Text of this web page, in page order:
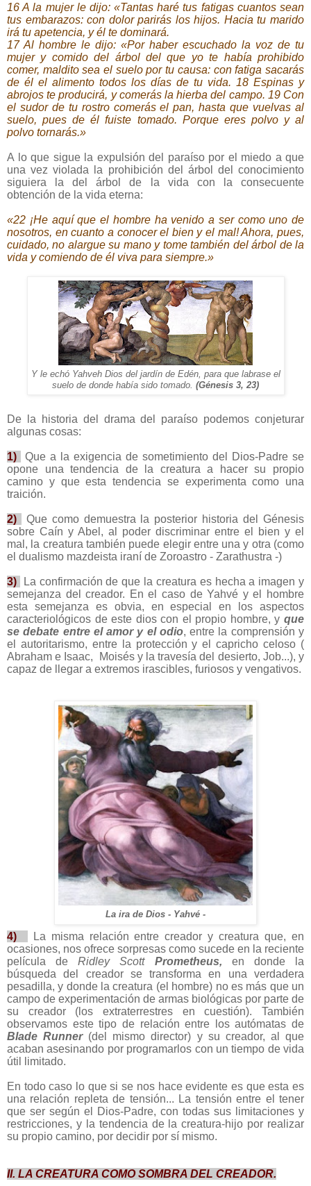
16 A la mujer le dijo: «Tantas haré tus fatigas cuantos sean
tus embarazos: con dolor parirás los hijos. Hacia tu marido
irá tu apetencia, y él te dominará.
17 Al hombre le dijo: «Por haber escuchado la voz de tu
mujer y comido del árbol del que yo te había prohibido
comer, maldito sea el suelo por tu causa: con fatiga sacarás
de él el alimento todos los días de tu vida. 18 Espinas y
abrojos te producirá, y comerás la hierba del campo. 19 Con
el sudor de tu rostro comerás el pan, hasta que vuelvas al
suelo, pues de él fuiste tomado. Porque eres polvo y al
polvo tornarás.»
A lo que sigue la expulsión del paraíso por el miedo a que
una vez violada la prohibición del árbol del conocimiento
siguiera la del árbol de la vida con la consecuente
obtención de la vida eterna:
«22 ¡He aquí que el hombre ha venido a ser como uno de
nosotros, en cuanto a conocer el bien y el mal! Ahora, pues,
cuidado, no alargue su mano y tome también del árbol de la
vida y comiendo de él viva para siempre.»
Y le echó Yahveh Dios del jardín de Edén, para que labrase el
suelo de donde había sido tomado. (Génesis 3, 23)
De la historia del drama del paraíso podemos conjeturar
algunas cosas:
1)
Que a la exigencia de sometimiento del Dios-Padre se
opone una tendencia de la creatura a hacer su propio
camino y que esta tendencia se experimenta como una
traición.
2)
Que como demuestra la posterior historia del Génesis
sobre Caín y Abel, al poder discriminar entre el bien y el
mal, la creatura también puede elegir entre una y otra (como
el dualismo mazdeista iraní de Zoroastro - Zarathustra -)
3)
La confirmación de que la creatura es hecha a imagen y
semejanza del creador. En el caso de Yahvé y el hombre
esta semejanza es obvia, en especial en los aspectos
caracteriológicos de este dios con el propio hombre, y que
se debate entre el amor y el odio, entre la comprensión y
el autoritarismo, entre la protección y el capricho celoso (
Abraham e Isaac, Moisés y la travesía del desierto, Job...), y
capaz de llegar a extremos irascibles, furiosos y vengativos.
La ira de Dios - Yahvé -
4)
La misma relación entre creador y creatura que, en
ocasiones, nos ofrece sorpresas como sucede en la reciente
película deRidley Scott Prometheus, en donde la
búsqueda del creador se transforma en una verdadera
pesadilla, y donde la creatura (el hombre) no es más que un
campo de experimentación de armas biológicas por parte de
su creador (los extraterrestres en cuestión). También
observamos este tipo de relación entre los autómatas de
Blade Runner(del mismo director) y su creador, al que
acaban asesinando por programarlos con un tiempo de vida
útil limitado.
En todo caso lo que si se nos hace evidente es que esta es
una relación repleta de tensión... La tensión entre el tener
que ser según el Dios-Padre, con todas sus limitaciones y
restricciones, y la tendencia de la creatura-hijo por realizar
su propio camino, por decidir por sí mismo.
II. LA CREATURA COMO SOMBRA DEL CREADOR.